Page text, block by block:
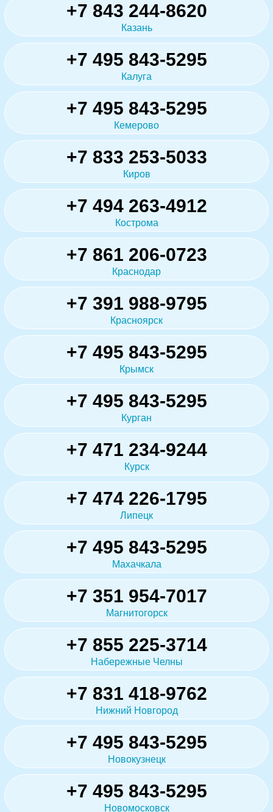
+7 843 244-8620
Казань
+7 495 843-5295
Калуга
+7 495 843-5295
Кемерово
+7 833 253-5033
Киров
+7 494 263-4912
Кострома
+7 861 206-0723
Краснодар
+7 391 988-9795
Красноярск
+7 495 843-5295
Крымск
+7 495 843-5295
Курган
+7 471 234-9244
Курск
+7 474 226-1795
Липецк
+7 495 843-5295
Махачкала
+7 351 954-7017
Магнитогорск
+7 855 225-3714
Набережные Челны
+7 831 418-9762
Нижний Новгород
+7 495 843-5295
Новокузнецк
+7 495 843-5295
Новомосковск